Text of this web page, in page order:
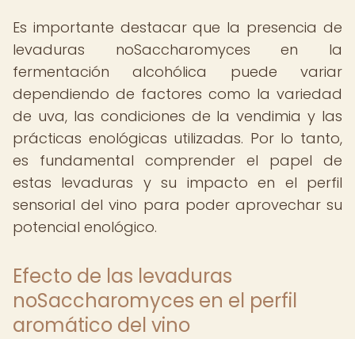
Es importante destacar que la presencia de
levaduras noSaccharomyces en la
fermentación alcohólica puede variar
dependiendo de factores como la variedad
de uva, las condiciones de la vendimia y las
prácticas enológicas utilizadas. Por lo tanto,
es fundamental comprender el papel de
estas levaduras y su impacto en el perfil
sensorial del vino para poder aprovechar su
potencial enológico.
Efecto de las levaduras
noSaccharomyces en el perfil
aromático del vino